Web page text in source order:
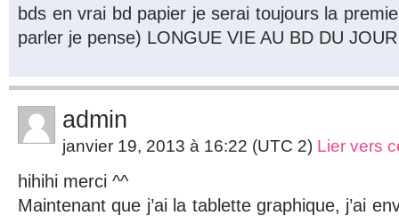
bds en vrai bd papier je serai toujours la
parler je pense) LONGUE VIE AU BD DU
admin
janvier 19, 2013 à 16:22 (UTC 2) Lier vers
hihihi merci ^^
Maintenant que j’ai la tablette graphique, j’ai